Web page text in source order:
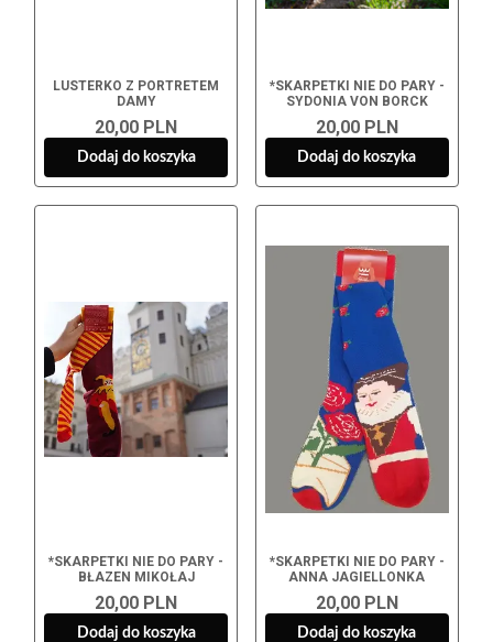
LUSTERKO Z PORTRETEM
DAMY
20,00 PLN
Dodaj do koszyka
*SKARPETKI NIE DO PARY -
SYDONIA VON BORCK
20,00 PLN
Dodaj do koszyka
*SKARPETKI NIE DO PARY -
BŁAZEN MIKOŁAJ
20,00 PLN
Dodaj do koszyka
*SKARPETKI NIE DO PARY -
ANNA JAGIELLONKA
20,00 PLN
Dodaj do koszyka